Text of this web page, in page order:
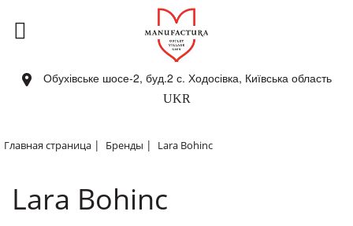
Обухівське шосе-2, буд.2 с. Ходосівка, Київська область
UKR
Главная страница | Бренды | Lara Bohinc
Lara Bohinc